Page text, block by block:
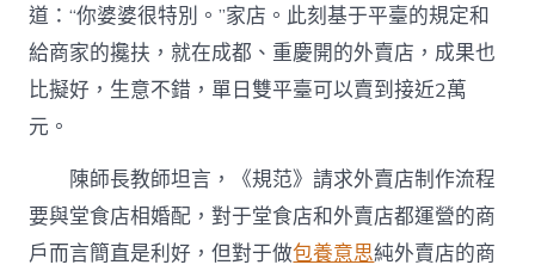
道：“你婆婆很特別。”家店。此刻基于平臺的規定和
給商家的攙扶，就在成都、重慶開的外賣店，成果也
比擬好，生意不錯，單日雙平臺可以賣到接近2萬
元。
陳師長教師坦言，《規范》請求外賣店制作流程
要與堂食店相婚配，對于堂食店和外賣店都運營的商
戶而言簡直是利好，但對于做包養意思純外賣店的商